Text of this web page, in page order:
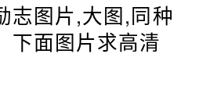
志图片,大图,同种
下面图片求高清